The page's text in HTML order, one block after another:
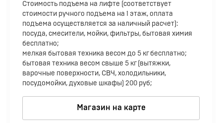
Стоимость подъема на лифте (соответствует
стоимости ручного подъема на 1 этаж, оплата
подъема осуществляется за наличный расчет):
посуда, смесители, мойки, фильтры, бытовая химия
бесплатно;
мелкая бытовая техника весом до 5 кг бесплатно;
бытовая техника весом свыше 5 кг (вытяжки,
варочные поверхности, СВЧ, холодильники,
посудомойки, духовые шкафы) 200 руб;
Магазин на карте